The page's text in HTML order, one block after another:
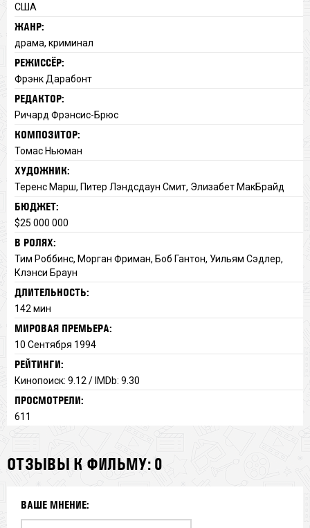
США
ЖАНР:
драма, криминал
РЕЖИССЁР:
Фрэнк Дарабонт
РЕДАКТОР:
Ричард Фрэнсис-Брюс
КОМПОЗИТОР:
Томас Ньюман
ХУДОЖНИК:
Теренс Марш, Питер Лэндсдаун Смит, Элизабет МакБрайд
БЮДЖЕТ:
$25 000 000
В РОЛЯХ:
Тим Роббинс, Морган Фриман, Боб Гантон, Уильям Сэдлер,
Клэнси Браун
ДЛИТЕЛЬНОСТЬ:
142 мин
МИРОВАЯ ПРЕМЬЕРА:
10 Сентября 1994
РЕЙТИНГИ:
Кинопоиск: 9.12 / IMDb: 9.30
ПРОСМОТРЕЛИ:
611
ОТЗЫВЫ К ФИЛЬМУ: 0
ВАШЕ МНЕНИЕ: